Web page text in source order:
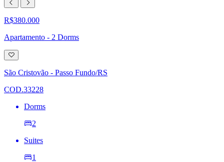
R$380.000
Apartamento - 2 Dorms
Adicionar
à
lista
de
São Cristovão - Passo Fundo/RS
COD.33228
Dorms
2
Suites
1